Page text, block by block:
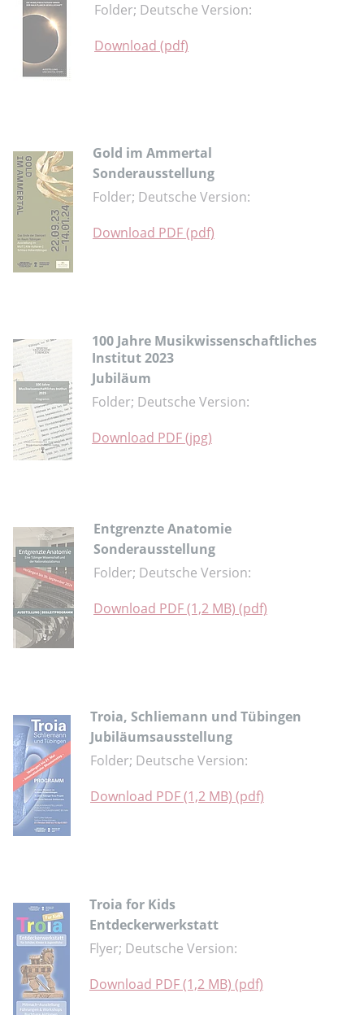
Folder; Deutsche Version:
Download (pdf)
Gold im Ammertal
Sonderausstellung
Folder; Deutsche Version:
Download PDF (pdf)
100 Jahre Musikwissenschaftliches
Institut 2023
Jubiläum
Folder; Deutsche Version:
Download PDF (jpg)
Entgrenzte Anatomie
Sonderausstellung
Folder; Deutsche Version:
Download PDF (1,2 MB) (pdf)
Troia, Schliemann und Tübingen
Jubiläumsausstellung
Folder; Deutsche Version:
Download PDF (1,2 MB) (pdf)
Troia for Kids
Entdeckerwerkstatt
Flyer; Deutsche Version:
Download PDF (1,2 MB) (pdf)